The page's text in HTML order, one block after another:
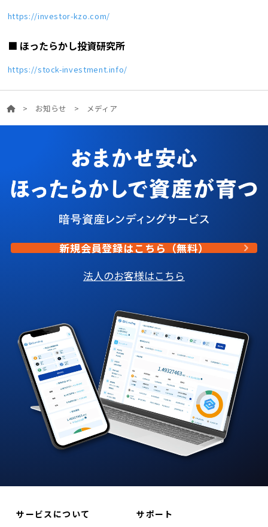
https://investor-kzo.com/
■ ほったらかし投資研究所
https://stock-investment.info/
> お知らせ > メディア
新規会員登録はこちら（無料）
法人のお客様はこちら
サービスについて サポート